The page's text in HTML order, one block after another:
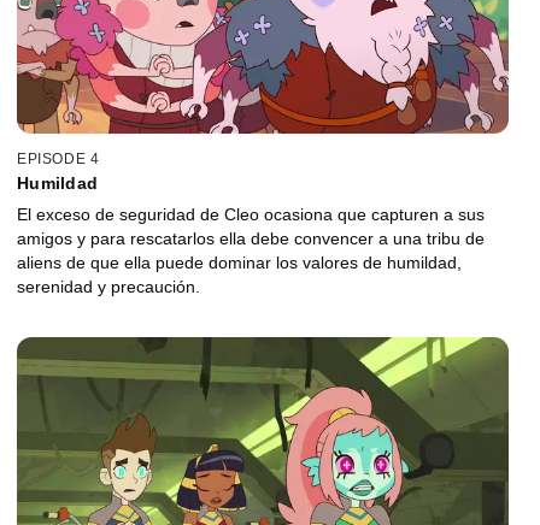
EPISODE 4
Humildad
El exceso de seguridad de Cleo ocasiona que capturen a sus
amigos y para rescatarlos ella debe convencer a una tribu de
aliens de que ella puede dominar los valores de humildad,
serenidad y precaución.